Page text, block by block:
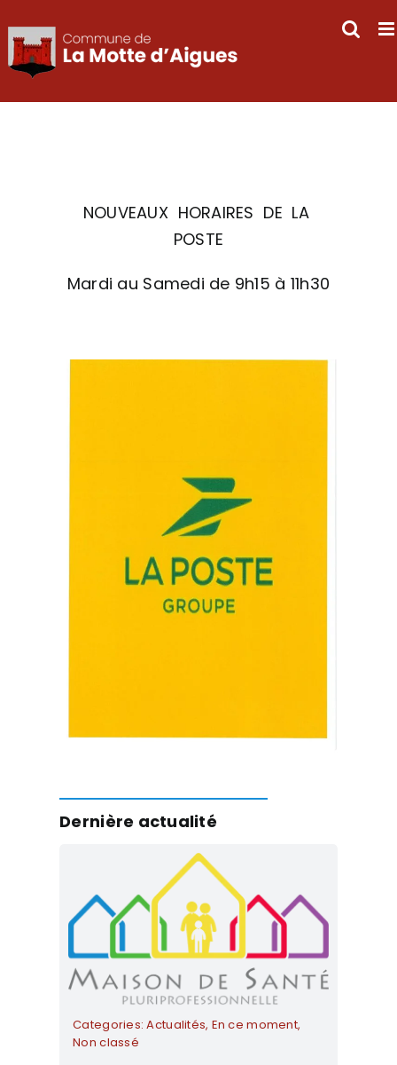
au
contenu
NOUVEAUX HORAIRES DE LA
POSTE
Mardi au Samedi de 9h15 à 11h30
Dernière actualité
Categories:Actualités, En ce moment,
Non classé